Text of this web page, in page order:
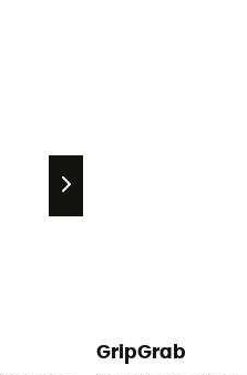
GripGrab